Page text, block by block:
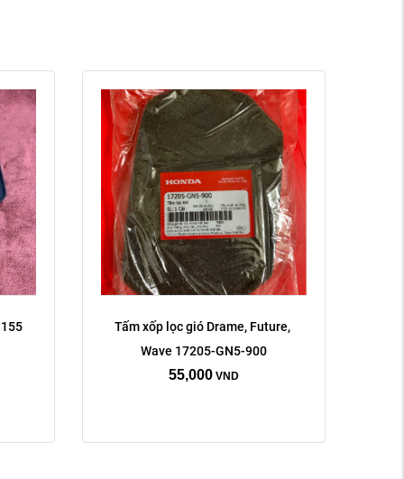
Tấm xốp lọc gió Drame, Future,
Wave 17205-GN5-900
55,000 VND